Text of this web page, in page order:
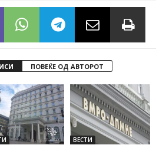
ПОВЕЌЕ ОД АВТОРОТ
ВЕСТИ